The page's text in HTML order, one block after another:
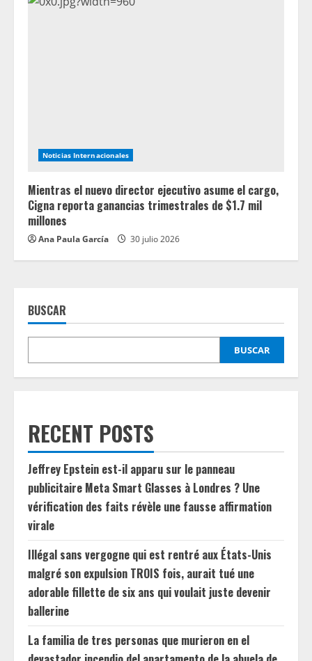
Noticias Internacionales
Mientras el nuevo director ejecutivo asume el cargo,
Cigna reporta ganancias trimestrales de $1.7 mil
millones
Ana Paula García 30 julio 2026
BUSCAR
BUSCAR
RECENT POSTS
Jeffrey Epstein est-il apparu sur le panneau
publicitaire Meta Smart Glasses à Londres ? Une
vérification des faits révèle une fausse affirmation
virale
Illégal sans vergogne qui est rentré aux États-Unis
malgré son expulsion TROIS fois, aurait tué une
adorable fillette de six ans qui voulait juste devenir
ballerine
La familia de tres personas que murieron en el